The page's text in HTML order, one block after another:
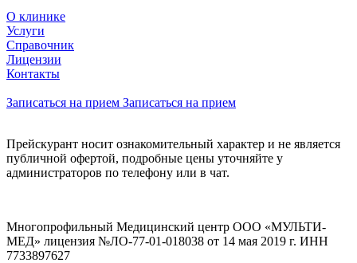
О клинике
Услуги
Справочник
Лицензии
Контакты
Записаться на прием Записаться на прием
Прейскурант носит ознакомительный характер и не является
публичной офертой, подробные цены уточняйте у
администраторов по телефону или в чат.
Многопрофильный Медицинский центр ООО «МУЛЬТИ-
МЕД» лицензия №ЛО-77-01-018038 от 14 мая 2019 г. ИНН
7733897627